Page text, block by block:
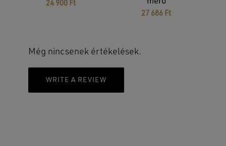
24 900 Ft
27 686 Ft
Még nincsenek értékelések.
WRITE A REVIEW